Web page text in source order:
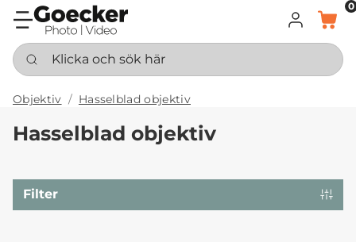
LOGGA IN
KORG
0
Klicka och sök här
Objektiv Hasselblad objektiv
Hasselblad objektiv
Filter